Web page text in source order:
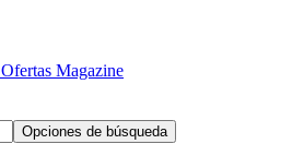
Ofertas Magazine
Opciones de búsqueda